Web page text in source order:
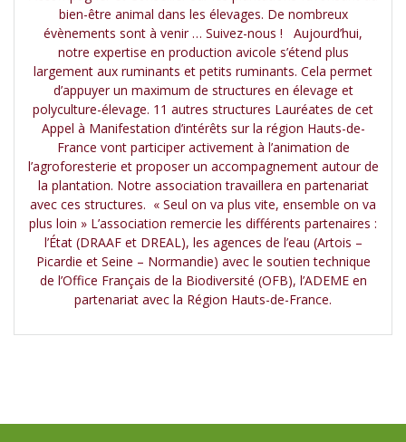
bien-être animal dans les élevages. De nombreux
évènements sont à venir … Suivez-nous ! Aujourd’hui,
notre expertise en production avicole s’étend plus
largement aux ruminants et petits ruminants. Cela permet
d’appuyer un maximum de structures en élevage et
polyculture-élevage. 11 autres structures Lauréates de cet
Appel à Manifestation d’intérêts sur la région Hauts-de-
France vont participer activement à l’animation de
l’agroforesterie et proposer un accompagnement autour de
la plantation. Notre association travaillera en partenariat
avec ces structures. « Seul on va plus vite, ensemble on va
plus loin » L’association remercie les différents partenaires :
l’État (DRAAF et DREAL), les agences de l’eau (Artois –
Picardie et Seine – Normandie) avec le soutien technique
de l’Office Français de la Biodiversité (OFB), l’ADEME en
partenariat avec la Région Hauts-de-France.